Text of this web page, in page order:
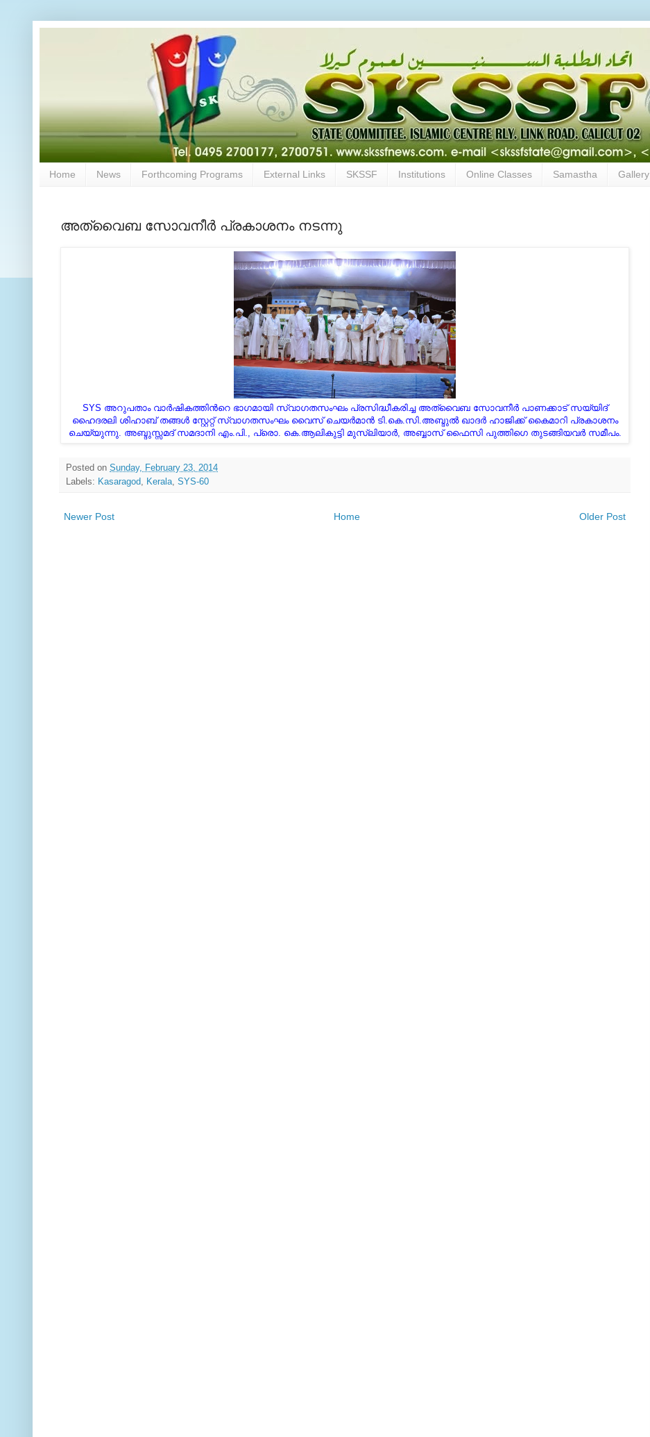
Home News Forthcoming Programs External Links SKSSF Institutions Online Classes Samastha Gallery
അത്വൈബ സോവനീര്‍ പ്രകാശനം നടന്നു
SYS അറുപതാം വാര്‍ഷികത്തിന്‍റെ ഭാഗമായി സ്വാഗതസംഘം പ്രസിദ്ധീകരിച്ച അത്വൈബ സോവനീർ പാണക്കാട് സയ്യിദ്
ഹൈദരലി ശിഹാബ് തങ്ങൾ സ്റ്റേറ്റ് സ്വാഗതസംഘം വൈസ് ചെയർമാൻ ടി.കെ.സി.അബ്ദുൽ ഖാദർ ഹാജിക്ക് കൈമാറി പ്രകാശനം
ചെയ്യുന്നു. അബ്ദുസ്സമദ് സമദാനി എം.പി., പ്രൊ. കെ.ആലികുട്ടി മുസ്ലിയാർ, അബ്ബാസ്‌ ഫൈസി പുത്തിഗെ തുടങ്ങിയവർ സമീപം.
Posted on Sunday, February 23, 2014
Labels: Kasaragod Kerala SYS-60
Newer Post Older Post
Home